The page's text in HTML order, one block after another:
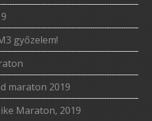
győzelem!
maraton 2019
Maraton, 2019